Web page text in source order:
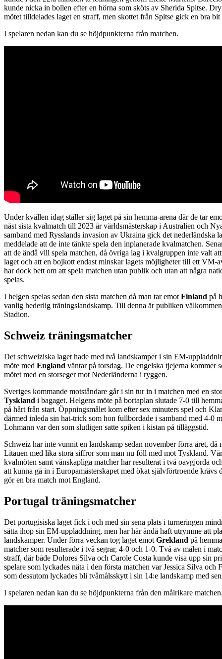
kunde nicka in bollen efter en hörna som sköts av Sherida Spitse.
mötet tilldelades laget en straff, men skottet från Spitse gick en bra
I spelaren nedan kan du se höjdpunkterna från matchen.
Under kvällen idag ställer sig laget på sin hemma-arena där de tar
näst sista kvalmatch till 2023 år världsmästerskap i Australien och
samband med Rysslands invasion av Ukraina gick det nederländska
meddelade att de inte tänkte spela den inplanerade kvalmatchen.
att de ändå vill spela matchen, då övriga lag i kvalgruppen inte valt
laget och att en bojkott endast minskar lagets möjligheter till ett VM-
har dock bett om att spela matchen utan publik och utan att några
spelas.
I helgen spelas sedan den sista matchen då man tar emot Finland på
vanlig hederlig träningslandskamp. Till denna är publiken
Stadion.
Schweiz träningsmatcher
Det schweiziska laget hade med två landskamper i sin EM-
möte med England väntar på torsdag. De engelska tjejerna kommer
mötet med en storseger mot Nederländerna i ryggen.
Sveriges kommande motståndare går i sin tur in i matchen med en
Tyskland i bagaget. Helgens möte på bortaplan slutade 7-0 till
på hårt från start. Öppningsmålet kom efter sex minuters spel och
därmed inleda sin hat-trick som hon fullbordade i samband med 4-0
Lohmann var den som slutligen satte spiken i kistan på tilläggstid.
Schweiz har inte vunnit en landskamp sedan november förra året, då
Litauen med lika stora siffror som man nu föll med mot Tyskland.
kvalmöten samt vänskapliga matcher har resulterat i två oavgjorda
att kunna gå in i Europamästerskapet med ökat självförtroende krävs
gör en bra match mot England.
Portugal träningsmatcher
Det portugisiska laget fick i och med sin sena plats i turneringen
sätta ihop sin EM-uppladdning, men har här ändå haft utrymme att
landskamper. Under förra veckan tog laget emot Grekland på
matcher som resulterade i två segrar, 4-0 och 1-0. Två av målen i
straff, där både Dolores Silva och Carole Costa kunde visa upp sin
spelare som lyckades näta i den första matchen var Jessica Silva och
som dessutom lyckades bli tvåmålsskytt i sin 14:e landskamp med
I spelaren nedan kan du se höjdpunkterna från den målrikare